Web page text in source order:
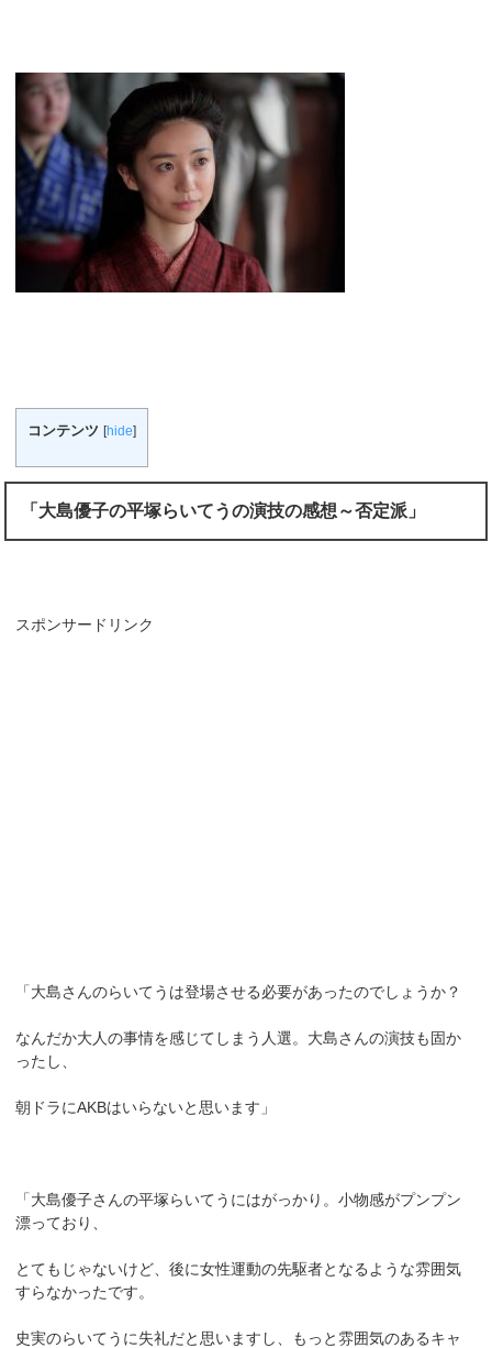
コンテンツ [hide]
「大島優子の平塚らいてうの演技の感想～否定派」
スポンサードリンク
「大島さんのらいてうは登場させる必要があったのでしょうか？
なんだか大人の事情を感じてしまう人選。大島さんの演技も固か
ったし、
朝ドラにAKBはいらないと思います」
「大島優子さんの平塚らいてうにはがっかり。小物感がプンプン
漂っており、
とてもじゃないけど、後に女性運動の先駆者となるような雰囲気
すらなかったです。
史実のらいてうに失礼だと思いますし、もっと雰囲気のあるキャ